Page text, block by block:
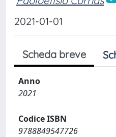
2021-01-01
Scheda breve
Anno
2021
Codice ISBN
9788849547726